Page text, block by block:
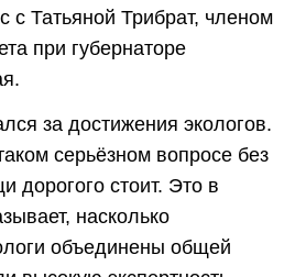
с Татьяной Трибрат, членом
при губернаторе
за достижения экологов.
серьёзном вопросе без
дорогого стоит. Это в
насколько
объединены общей